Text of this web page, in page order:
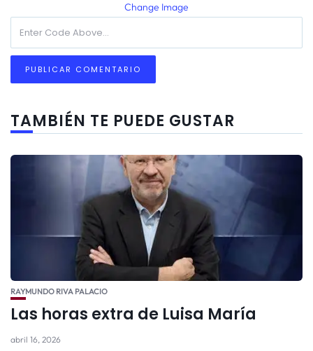
Change Image
TAMBIÉN TE PUEDE GUSTAR
RAYMUNDO RIVA PALACIO
Las horas extra de Luisa María
abril 16, 2026